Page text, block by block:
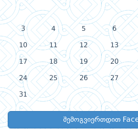
3 4 5 6
10 11 12 13
17 18 19 20
24 25 26 27
31
შემოგვიერთდით